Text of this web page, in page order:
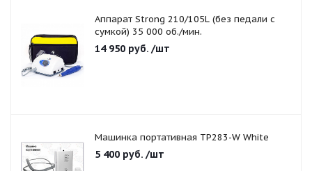
Аппарат Strong 210/105L (без педали с
сумкой) 35 000 об./мин.
14 950 руб. /шт
Машинка портативная TP283-W White
5 400 руб. /шт